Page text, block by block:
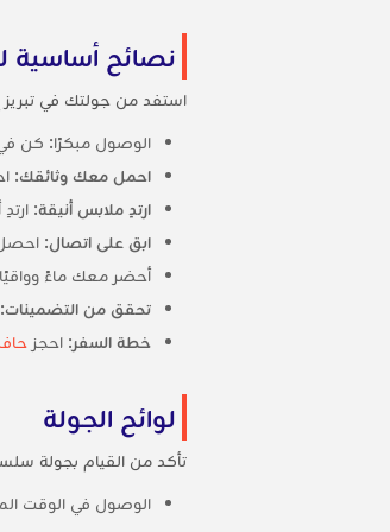
نصائح أساسية
استفد من جولتك في
الوصول مبكرًا: كن في نقاط الالتقاء قبل 10 إلى
احمل معك وثائقك:
ارتدِ ملابس أنيقة:
ابق على اتصال:
أحضر معك ماءً
تحقق من التضمينات
خطة السفر: احجز
لوائح الجولة
تأكد من القيام بجولة
الوصول في الوقت